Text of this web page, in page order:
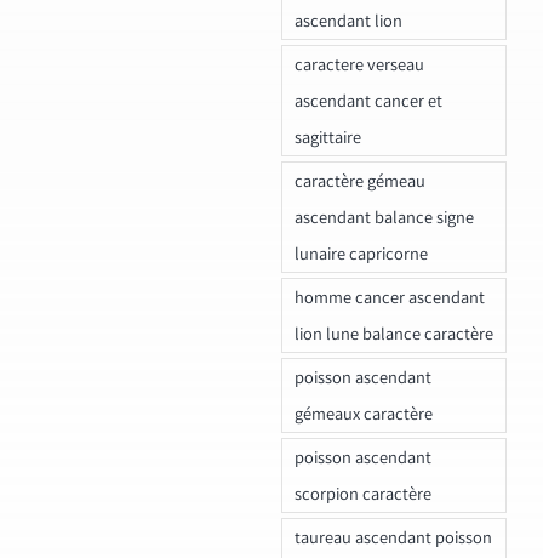
ascendant lion
caractere verseau
ascendant cancer et
sagittaire
caractère gémeau
ascendant balance signe
lunaire capricorne
homme cancer ascendant
lion lune balance caractère
poisson ascendant
gémeaux caractère
poisson ascendant
scorpion caractère
taureau ascendant poisson